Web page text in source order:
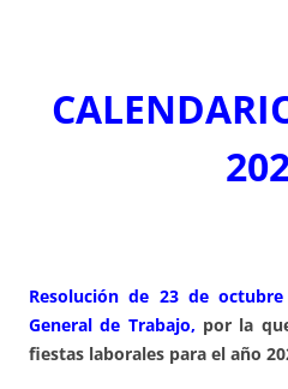
Resolución de 23 de
General de Trabajo, por la
fiestas laborales para el año